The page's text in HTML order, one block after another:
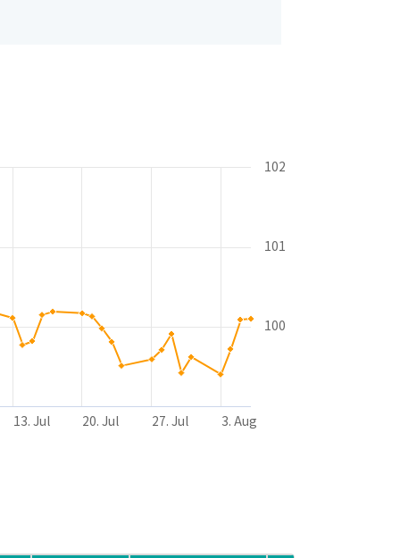
13. Jul 20. Jul 27. Jul 3. Aug
100
101
102